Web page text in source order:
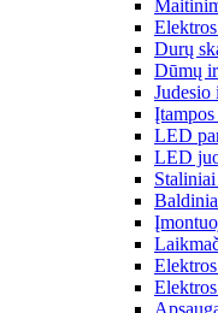
Durų
Dūmų
Judesio
LED
LED